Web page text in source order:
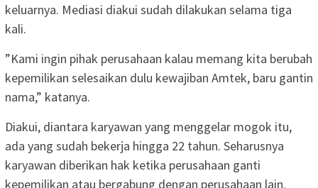
keluarnya. Mediasi diakui sudah dilakukan selama tiga
kali.
”Kami ingin pihak perusahaan kalau memang kita berubah
kepemilikan selesaikan dulu kewajiban Amtek, baru gantin
nama,” katanya.
Diakui, diantara karyawan yang menggelar mogok itu,
ada yang sudah bekerja hingga 22 tahun. Seharusnya
karyawan diberikan hak ketika perusahaan ganti
kepemilikan atau bergabung dengan perusahaan lain.